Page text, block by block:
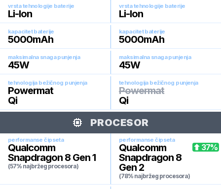
vrsta tehnologije baterije
Li-Ion
vrsta tehnologije baterije
Li-Ion
kapacitet baterije
5000mAh
kapacitet baterije
5000mAh
maksimalna snaga punjenja
45W
maksimalna snaga punjenja
45W
tehnologija bežičnog punjenja
Powermat
Qi
tehnologija bežičnog punjenja
Powermat
Qi
PROCESOR
performanse čipseta
Qualcomm
Snapdragon 8 Gen 1
(57% najbržeg procesora)
performanse čipseta
Qualcomm
Snapdragon 8
Gen 2
(78% najbržeg procesora)
37%